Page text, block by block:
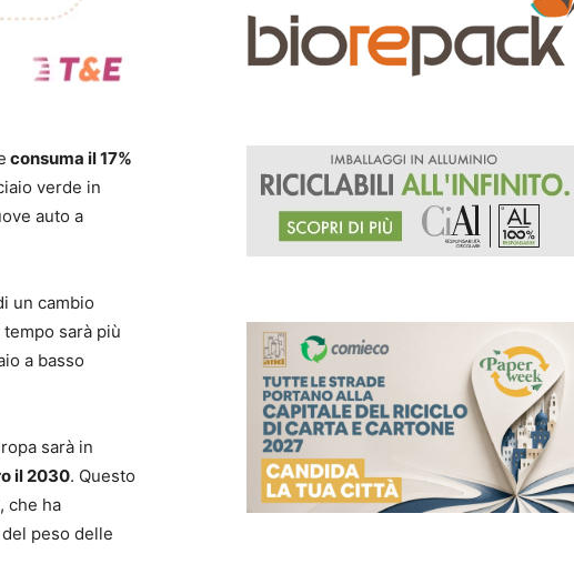
consuma il 17%
verde in
auto a
un cambio
sarà più
a basso
sarà in
il 2030. Questo
che ha
peso delle